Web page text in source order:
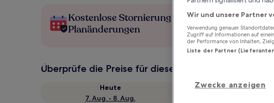
Kostenlose Stornierung bei
Planänderungen
Überprüfe die Preise für diese Daten
Heute
7. Aug. - 8. Aug.
Morgen
Wir und unsere Partner
Verwendung genauer
Zugriff auf Informationen auf
der Performance von Inhalten,
Liste der Partner
Zwecke anzeigen